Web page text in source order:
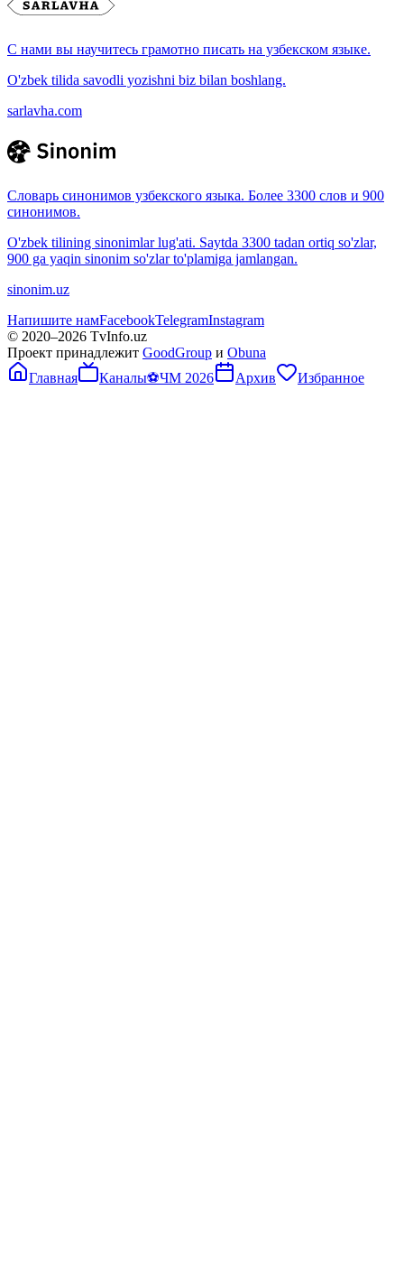
С нами вы научитесь грамотно писать на узбекском языке.
O'zbek tilida savodli yozishni biz bilan boshlang.
sarlavha.com
Словарь синонимов узбекского языка. Более 3300 слов и 900
синонимов.
O'zbek tilining sinonimlar lug'ati. Saytda 3300 tadan ortiq so'zlar,
900 ga yaqin sinonim so'zlar to'plamiga jamlangan.
sinonim.uz
Напишите намFacebookTelegramInstagram
© 2020–2026 TvInfo.uz
Проект принадлежит GoodGroup и Obuna
Главная
Каналы⚽ЧМ 2026 Архив Избранное